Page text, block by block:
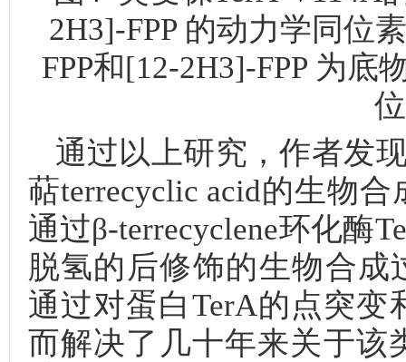
2H3]-FPP 的动力学同位
FPP和[12-2H3]-FPP 为底
通过以上研究，作者发
萜terrecyclic acid的生物
通过β-terrecyclene环化酶
脱氢的后修饰的生物合成
通过对蛋白TerA的点突
而解决了几十年来关于该